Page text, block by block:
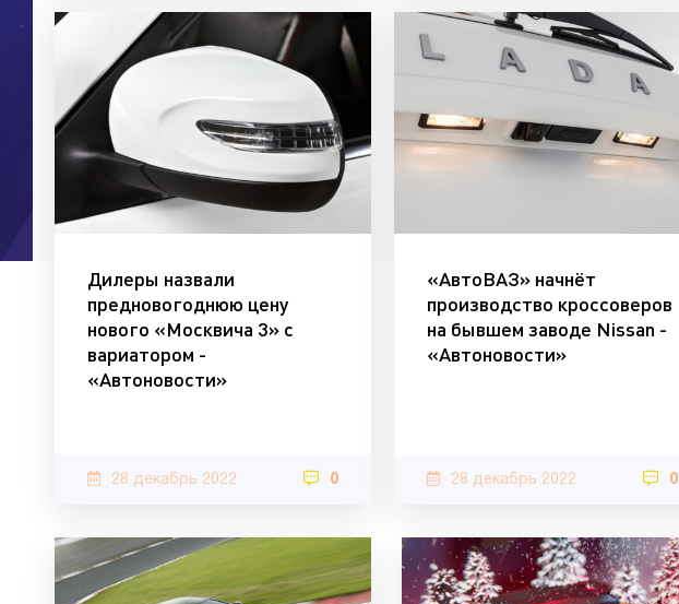
Дилеры назвали
предновогоднюю цену
нового «Москвича 3» с
вариатором -
«Автоновости»
28 декабрь 2022 0
«АвтоВАЗ» начнёт
производство кроссоверов
на бывшем заводе Nissan -
«Автоновости»
28 декабрь 2022 0